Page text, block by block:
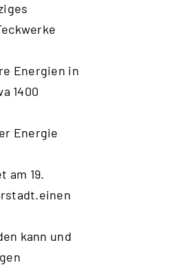
Energien in
1400
Energie
am 19.
kann und